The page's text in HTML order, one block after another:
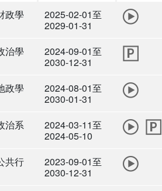
政學
2025-02-01至
2029-01-31
治學
2024-09-01至
2030-12-31
政學
2024-08-01至
2030-01-31
治系
2024-03-11至
2024-05-10
共行
2023-09-01至
2030-12-31